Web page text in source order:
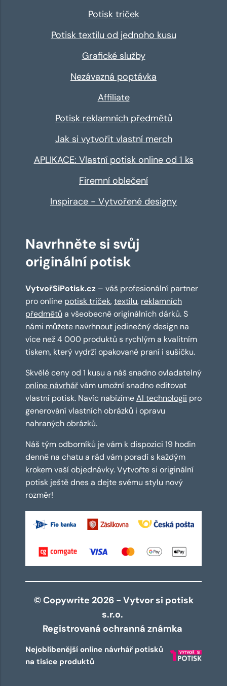
Potisk triček
Potisk textilu od jednoho kusu
Grafické služby
Nezávazná poptávka
Affiliate
Potisk reklamních předmětů
Jak si vytvořit vlastní merch
APLIKACE: Vlastní potisk online od 1 ks
Firemní oblečení
Inspirace - Vytvořené designy
Navrhněte si svůj
originální potisk
VytvořSiPotisk.cz – váš profesionální partner
pro online potisk triček,textilu, reklamních
předmětů a všeobecně originálních dárků. S
námi můžete navrhnout jedinečný design na
více než 4 000 produktů s rychlým a kvalitním
tiskem, který vydrží opakované praní i sušičku.
Skvělé ceny od 1 kusu a náš snadno ovladatelný
online návrhářvám umožní snadno editovat
vlastní potisk. Navíc nabízímeAI technologii pro
generování vlastních obrázků i opravu
nahraných obrázků.
Náš tým odborníků je vám k dispozici 19 hodin
denně na chatu a rád vám poradí s každým
krokem vaší objednávky. Vytvořte si originální
potisk ještě dnes a dejte svému stylu nový
rozměr!
© Copywrite 2026 - Vytvor si potisk
s.r.o.
Registrovaná ochranná známka
Nejoblíbenější online návrhář potisků
na tisíce produktů